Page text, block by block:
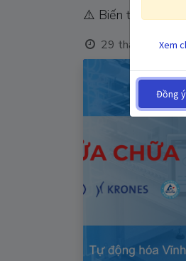
⚠️ Biến tần
29 tháng 7,
Đồng ý
Xem